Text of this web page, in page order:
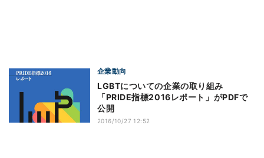
企業動向
LGBTについての企業の取り組み
「PRIDE指標2016レポート」がPDFで
公開
2016/10/27 12:52